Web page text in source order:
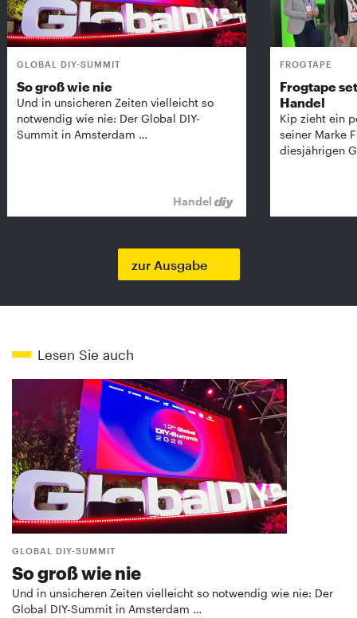
GLOBAL DIY-SUMMIT
So groß wie nie
Und in unsicheren Zeiten vielleicht so
notwendig wie nie: Der Global DIY-
Summit in Amsterdam …
Handel
FROGTAPE
Frogtape
Handel
Kip zieht ein
seiner Marke
diesjährigen
zur Ausgabe
Lesen Sie auch
GLOBAL DIY-SUMMIT
So groß wie nie
Und in unsicheren Zeiten vielleicht so notwendig wie nie: Der
Global DIY-Summit in Amsterdam …